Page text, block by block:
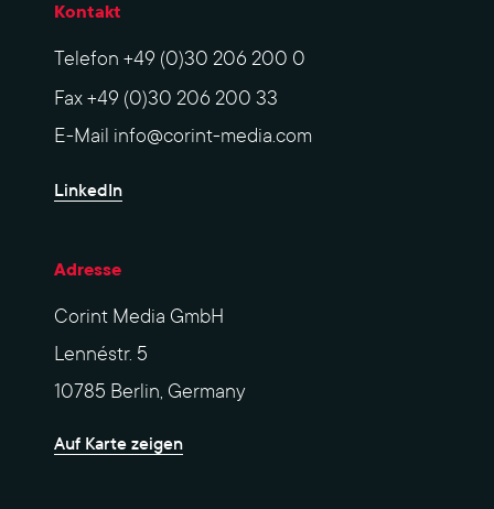
Kontakt
Telefon +49 (0)30 206 200 0
Fax+49 (0)30 206 200 33
E-Mail info@corint-media.com
LinkedIn
Adresse
Corint Media GmbH
Lennéstr. 5
10785 Berlin, Germany
Auf Karte zeigen